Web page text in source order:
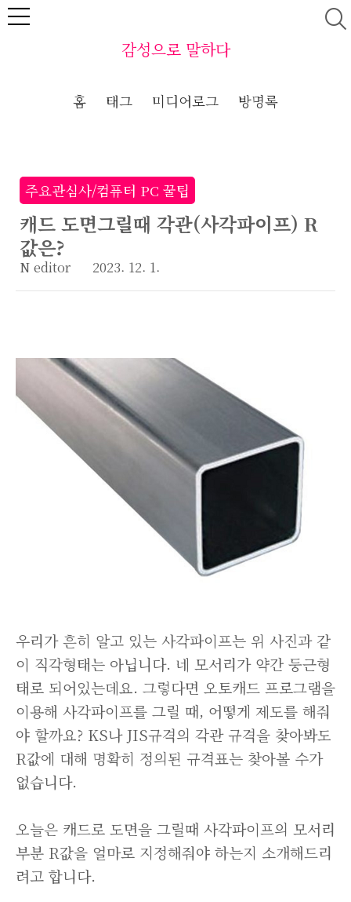
본문 바로가기
감성으로 말하다
홈 태그 미디어로그 방명록
주요관심사/컴퓨터 PC 꿀팁
캐드 도면그릴때 각관(사각파이프) R
값은?
N editor 2023. 12. 1.
우리가 흔히 알고 있는 사각파이프는 위 사진과 같
이 직각형태는 아닙니다. 네 모서리가 약간 둥근형
태로 되어있는데요. 그렇다면 오토캐드 프로그램을
이용해 사각파이프를 그릴 때, 어떻게 제도를 해줘
야 할까요? KS나 JIS규격의 각관 규격을 찾아봐도
R값에 대해 명확히 정의된 규격표는 찾아볼 수가
없습니다.
오늘은 캐드로 도면을 그릴때 사각파이프의 모서리
부분 R값을 얼마로 지정해줘야 하는지 소개해드리
려고 합니다.